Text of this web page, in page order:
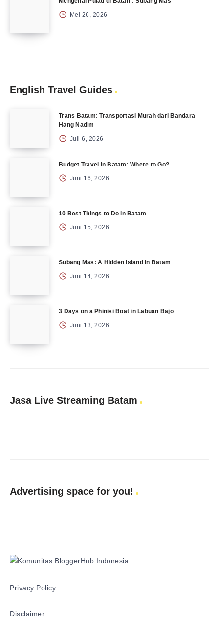
Mei 26, 2026
English Travel Guides
Trans Batam: Transportasi Murah dari Bandara
Hang Nadim
Juli 6, 2026
Budget Travel in Batam: Where to Go?
Juni 16, 2026
10 Best Things to Do in Batam
Juni 15, 2026
Subang Mas: A Hidden Island in Batam
Juni 14, 2026
3 Days on a Phinisi Boat in Labuan Bajo
Juni 13, 2026
Jasa Live Streaming Batam
Advertising space for you!
Privacy Policy
Disclaimer